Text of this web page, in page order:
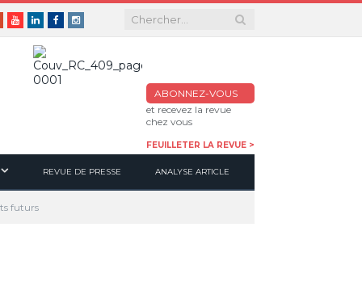
YoutubeLinkedinFacebookInstagram
ABONNEZ-VOUS
et recevez la revue
chez vous
FEUILLETER LA REVUE >
REVUE DE PRESSE ANALYSE ARTICLE
futurs